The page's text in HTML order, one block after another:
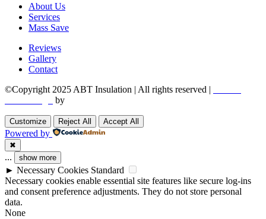
About Us
Services
Mass Save
Reviews
Gallery
Contact
©Copyright 2025 ABT Insulation | All rights reserved |
by
Customize Reject All Accept All
Powered by
✖
... show more
► Necessary Cookies Standard
Necessary cookies enable essential site features like secure log-ins
and consent preference adjustments. They do not store personal
data.
None